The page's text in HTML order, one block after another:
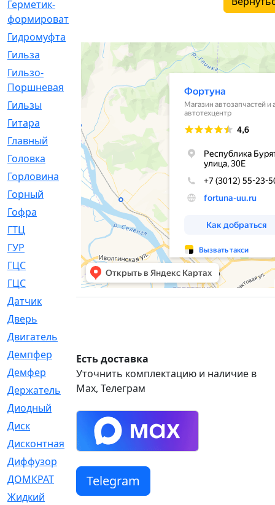
Герметик-
формирователь
Гидромуфта
Гильза
[56]
Гильзо-
Поршневая
[13]
Гильзы
[259]
Гитара
[7]
Главный
[29]
Головка
[28]
Горловина
[14]
Горный
[1]
Гофра
[86]
ГТЦ
[96]
ГУР
ГЦC
[6]
ГЦС
[74]
Датчик
[969]
Дверь
Двигатель
Демпфер
[2]
Демфер
[1]
Держатель
[5]
Диодный
[3]
Диск
[418]
Дисконтная
[1]
Диффузор
ДОМКРАТ
[1]
Жидкий
[5]
Есть доставка
Уточнить комплектацию и наличие в
Max, Телеграм
Telegram